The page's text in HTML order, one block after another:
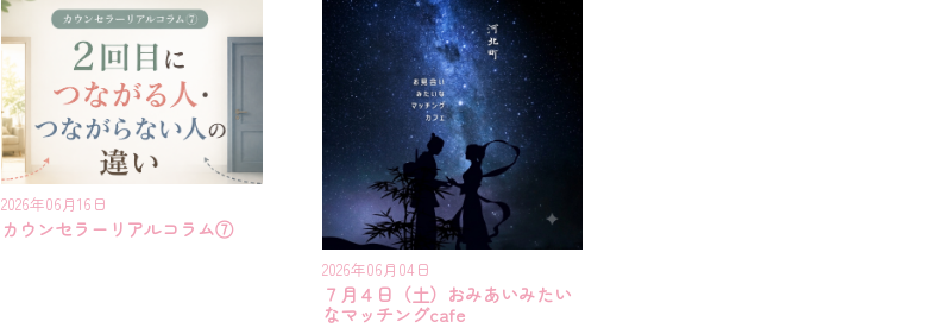
2026年06月16日
カウンセラーリアルコラム⑦
2026年06月04日
７月４日（土）おみあいみたい
なマッチングcafe